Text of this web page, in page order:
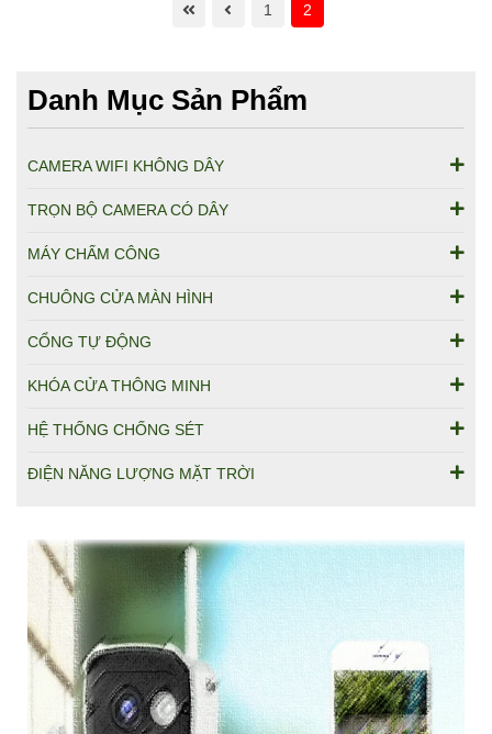
1 2
Danh Mục Sản Phẩm
CAMERA WIFI KHÔNG DÂY
TRỌN BỘ CAMERA CÓ DÂY
MÁY CHẤM CÔNG
CHUÔNG CỬA MÀN HÌNH
CỔNG TỰ ĐỘNG
KHÓA CỬA THÔNG MINH
HỆ THỐNG CHỐNG SÉT
ĐIỆN NĂNG LƯỢNG MẶT TRỜI